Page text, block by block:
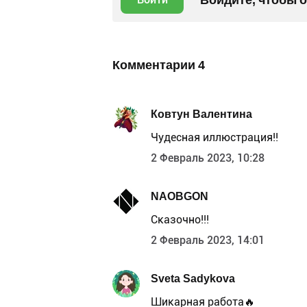
Комментарии 4
Ковтун Валентина
Чудесная иллюстрация!!
2 Февраль 2023, 10:28
NAOBGON
Сказочно!!!
2 Февраль 2023, 14:01
Sveta Sadykova
Шикарная работа🔥